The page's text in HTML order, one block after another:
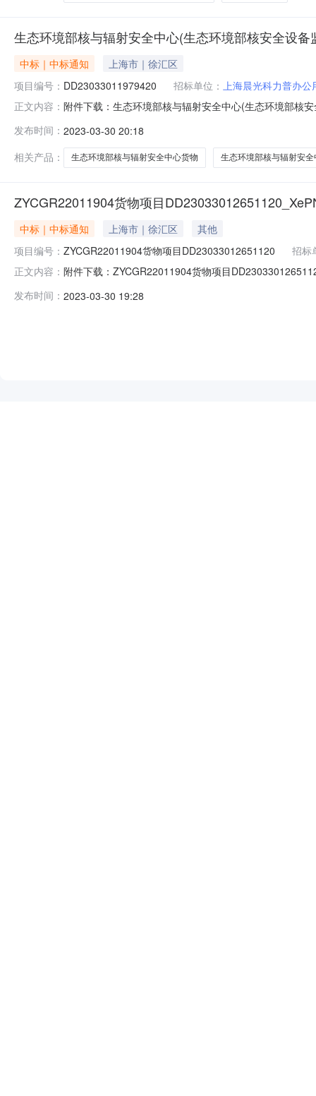
生态环境部核与辐射安全中心(生态环境部核安全设
中标｜中标通知
上海市｜徐汇区
项目编号： DD23033011979420 招标单位： 上海晨光科力普办
正文内容： 附件下载：生态环境部核与辐射安全中心(生态环境部核
YS23033032909420验收单号：YS23033032909420采
发布时间： 2023-03-30 20:18
相关产品：
生态环境部核与辐射安全中心货物 生态环境部核与辐射安全
ZYCGR22011904货物项目
中标｜中标通知 上海市｜徐汇区
其他
项目编号： ZYCGR22011904货物项目DD23033012651120
招标
正文内容： 附件下载：ZYCGR22011904货物项目
海晨光科力普办公用品有限公司供货单位：上海晨光科
发布时间： 2023-03-30 19:28